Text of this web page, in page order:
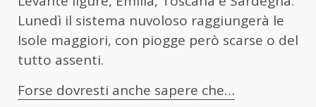
Lunedì il sistema nuvoloso raggiungerà le
Isole maggiori, con piogge però scarse o del
tutto assenti.
Forse dovresti anche sapere che…